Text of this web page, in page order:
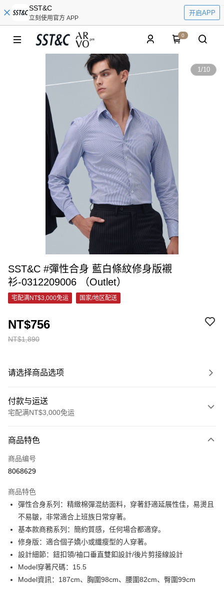
SST&C
立刻使用官方 APP
开启APP
0
1/10
SST&C #彈性合身 藍白條紋修身版襯
衫-0312209006 （Outlet）
宅配满NT$3,000免运 国家/地区配送
NT$1,890
NT$756
请选择商品选项
付款与运送
宅配满NT$3,000免运
信用卡一次付款
信用卡分期付款
合作金库商业银行
华南商业银行
彰化商业银行
上海商业储蓄银行
台北富邦商业银行
国泰世华商业银行
兆丰国际商业银行
台湾中小企业银行
台中商业银行
汇丰（台湾）商业银行
华泰商业银行
联邦商业银行
远东国际商业银行
元大商业银行
玉山商业银行
星展（台湾）商业银行
6期 0利率，每期
华南商业银行
彰化商业银行
上海商业储蓄银行
台北富邦商业银行
国泰世华商业银行
兆丰国际商业银行
台湾中小企业银行
台中商业银行
汇丰（台湾）商业银行
联邦商业银行
元大商业银行
永丰商业银行
LINE Pay
Apple Pay
街口支付
悠遊付
商品特色
商品编号
8068629
商品特色
彈性合身系列：精緻棉彈混紡面料，穿著舒適延展性佳，易燙且
不易皺，非常適合上班族日常穿著。
基本款商務系列：簡約質感，任何場合都適穿。
修身版：適合個子嬌小或纖瘦型的人穿著。
設計細節：鈕扣領/袖口垂直雙釦設計/後片剪接線設計
Model穿著尺碼：15.5
Model資訊：187cm、胸圍98cm、腰圍82cm、臀圍99cm